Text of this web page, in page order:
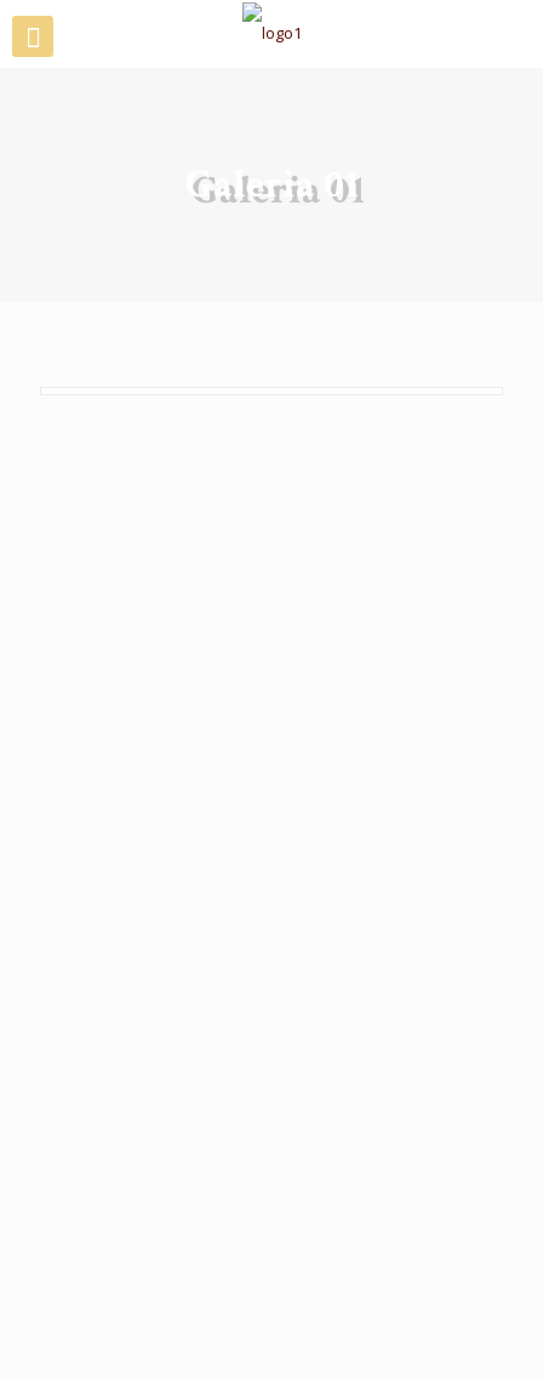
Galeria 01